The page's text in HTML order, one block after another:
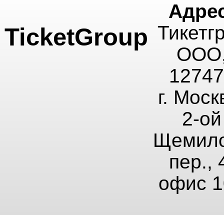
TicketGroup
г.
2-ой
пер.,
офис